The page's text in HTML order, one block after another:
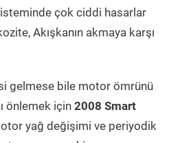
çok ciddi hasarlar
Akışkanın akmaya karşı
gelmese bile motor ömrünü
önlemek için 2008 Smart
yağ değişimi ve periyodik